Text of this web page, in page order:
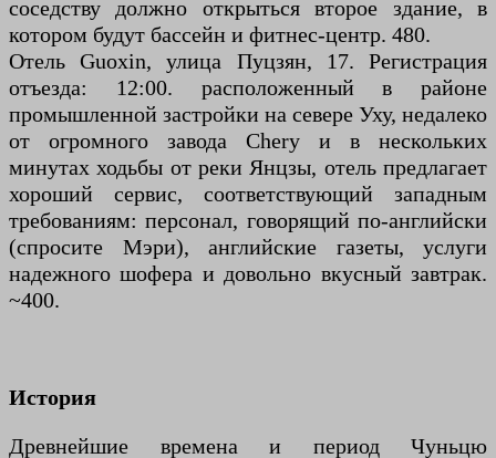
соседству должно открыться второе здание, в
котором будут бассейн и фитнес-центр. 480.
Отель Guoxin, улица Пуцзян, 17. Регистрация
отъезда: 12:00. расположенный в районе
промышленной застройки на севере Уху, недалеко
от огромного завода Chery и в нескольких
минутах ходьбы от реки Янцзы, отель предлагает
хороший сервис, соответствующий западным
требованиям: персонал, говорящий по-английски
(спросите Мэри), английские газеты, услуги
надежного шофера и довольно вкусный завтрак.
~400.
История
Древнейшие времена и период Чуньцю